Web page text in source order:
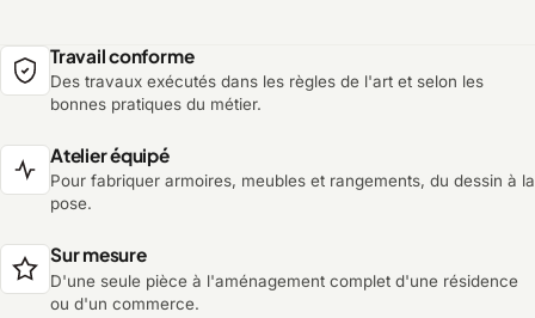
Travail conforme
Des travaux exécutés dans les règles de l'art et selon les
bonnes pratiques du métier.
Atelier équipé
Pour fabriquer armoires, meubles et rangements, du dessin à la
pose.
Sur mesure
D'une seule pièce à l'aménagement complet d'une résidence
ou d'un commerce.